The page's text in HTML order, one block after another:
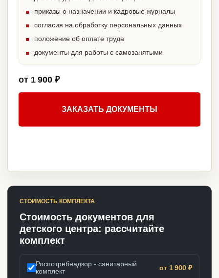
приказы о назначении и кадровые журналы
согласия на обработку персональных данных
положение об оплате труда
документы для работы с самозанятыми
от 1 900 ₽
ЗАКАЗАТЬ ДОКУМЕНТЫ
СТОИМОСТЬ КОМПЛЕКТА
Стоимость документов для
детского центра: рассчитайте
комплект
Роспотребнадзор - санитарный
комплект
от 1 900 ₽